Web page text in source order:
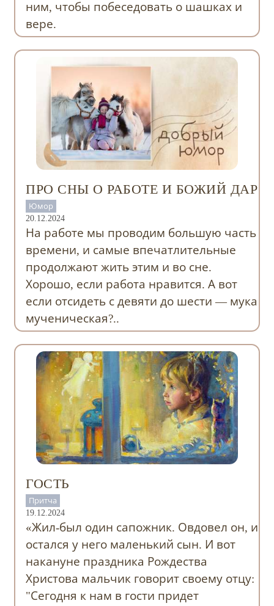
ним, чтобы побеседовать о шашках и
вере.
ПРО СНЫ О РАБОТЕ И БОЖИЙ ДАР
Юмор
20.12.2024
На работе мы проводим большую часть
времени, и самые впечатлительные
продолжают жить этим и во сне.
Хорошо, если работа нравится. А вот
если отсидеть с девяти до шести — мука
мученическая?..
ГОСТЬ
Притча
19.12.2024
«Жил-был один сапожник. Овдовел он, и
остался у него маленький сын. И вот
накануне праздника Рождества
Христова мальчик говорит своему отцу:
"Сегодня к нам в гости придет